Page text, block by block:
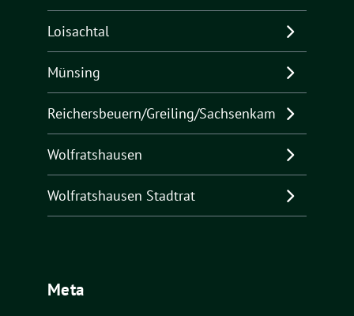
Loisachtal
Münsing
Reichersbeuern/Greiling/Sachsenkam
Wolfratshausen
Wolfratshausen Stadtrat
Meta